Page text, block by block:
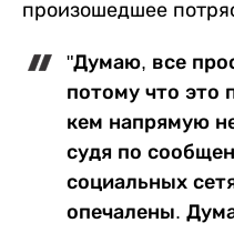
произошедшее
"Думаю, все
потому что это
кем напрямую
судя по
социальных
опечалены.